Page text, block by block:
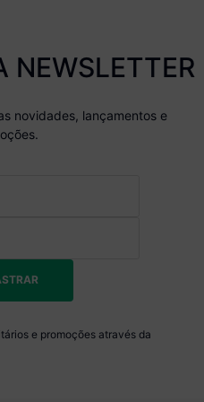
NEWSLETTER
novidades, lançamentos e
e promoções através da